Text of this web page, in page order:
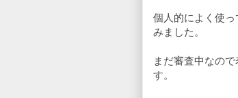
個人的によく使
みました。
まだ審査中なの
す。